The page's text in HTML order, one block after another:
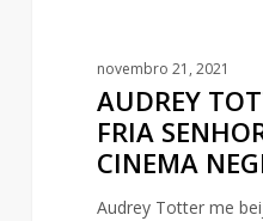
novembro 21, 2021
AUDREY
FRIA
CINEMA
Audrey Totter me